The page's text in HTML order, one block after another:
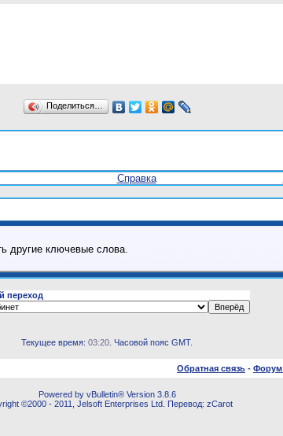
Поделиться…
Справка
другие ключевые слова.
переход
Текущее время: 03:20 . Часовой пояс GMT.
Обратная связь - Форум
Powered by vBulletin® Version 3.8.6
©2000 - 2011, Jelsoft Enterprises Ltd. Перевод: zCarot